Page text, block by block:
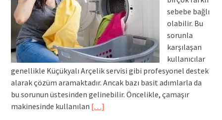
sebebe bağlı
olabilir. Bu
sorunla
karşılaşan
kullanıcılar
genellikle Küçükyalı Arçelik servisi gibi profesyonel destek
alarak çözüm aramaktadır. Ancak bazı basit adımlarla da
bu sorunun üstesinden gelinebilir. Öncelikle, çamaşır
makinesinde kullanılan […]